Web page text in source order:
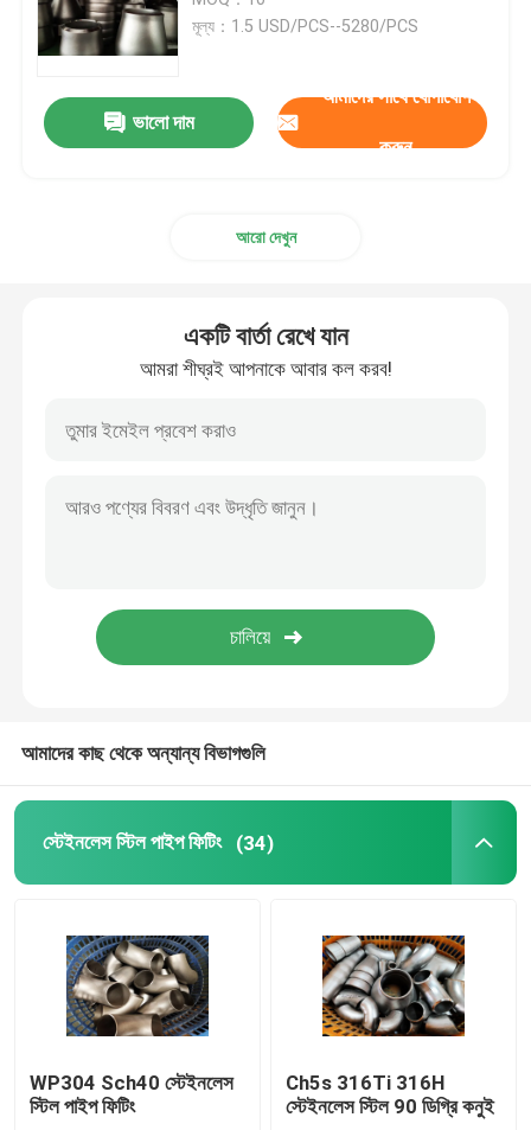
স্টেইনলেস স্টিল পাইপ ক্যাপ
সকেট পাইপ ফিটিং
স্টেইনলেস স্টিল ব্লাইন্ড ফ্ল্যাঞ্জ
ফ্ল্যাঞ্জ অন স্লিপ
Eldালাই নেক ফ্ল্যাঞ্জ
নিকেল খাদ পাইপ ফিটিং
মূল্য：1.5 USD/PCS--5280/PCS
ভালো দাম
আমাদের সাথে যোগাযোগ
করুন
আরো দেখুন
একটি বার্তা রেখে যান
আমরা শীঘ্রই আপনাকে আবার কল করব!
আমাদের কাছ থেকে অন্যান্য বিভাগগুলি
স্টেইনলেস স্টিল পাইপ ফিটিং (34)
WP304 Sch40 স্টেইনলেস
স্টিল পাইপ ফিটিং
Ch5s 316Ti 316H
স্টেইনলেস স্টিল 90 ডিগ্রি কনুই